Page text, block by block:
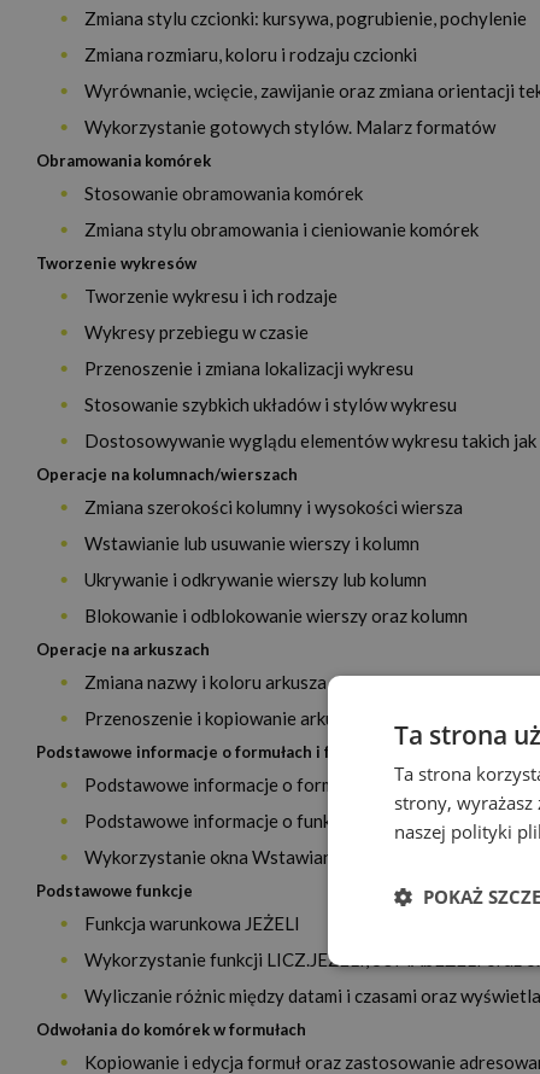
Zmiana stylu czcionki: kursywa, pogrubienie, pochylenie
Zmiana rozmiaru, koloru i rodzaju czcionki
Wyrównanie, wcięcie, zawijanie oraz zmiana orientacji
Wykorzystanie gotowych stylów. Malarz formatów
Obramowania komórek
Stosowanie obramowania komórek
Zmiana stylu obramowania i cieniowanie komórek
Tworzenie wykresów
Tworzenie wykresu i ich rodzaje
Wykresy przebiegu w czasie
Przenoszenie i zmiana lokalizacji wykresu
Stosowanie szybkich układów i stylów wykresu
Dostosowywanie wyglądu elementów wykresu takich
Operacje na kolumnach/wierszach
Zmiana szerokości kolumny i wysokości wiersza
Wstawianie lub usuwanie wierszy i kolumn
Ukrywanie i odkrywanie wierszy lub kolumn
Blokowanie i odblokowanie wierszy oraz kolumn
Operacje na arkuszach
Zmiana nazwy i koloru arkusza, dodawanie arkuszy oraz
Przenoszenie i kopiowanie arkusza
Podstawowe informacje o formułach i funkcjach
Podstawowe informacje o formułach
Podstawowe informacje o funkcjach
Wykorzystanie okna Wstawianie funkcji
Podstawowe funkcje
Funkcja warunkowa JEŻELI
Wykorzystanie funkcji LICZ.JEŻELI, SUMA.JEŻELI oraz
Wyliczanie różnic między datami i czasami oraz
Odwołania do komórek w formułach
Kopiowanie i edycja formuł oraz zastosowanie
Ta strona
Ta strona
strony, wyrażasz
naszej polityki
POKAŻ